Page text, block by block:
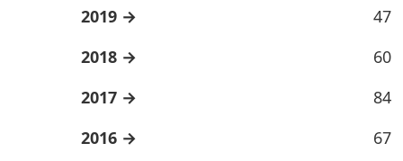
2019
47
2018
60
2017
84
2016
67